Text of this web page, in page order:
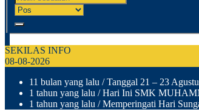
SEKILAS INFO
08-08-2026
11 bulan yang lalu / Tanggal 21 – 23
1 tahun yang lalu / Hari Ini SMK
1 tahun yang lalu / Memperingati Hari